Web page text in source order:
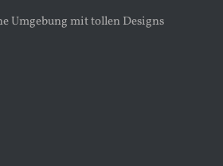
Umgebung mit tollen Designs